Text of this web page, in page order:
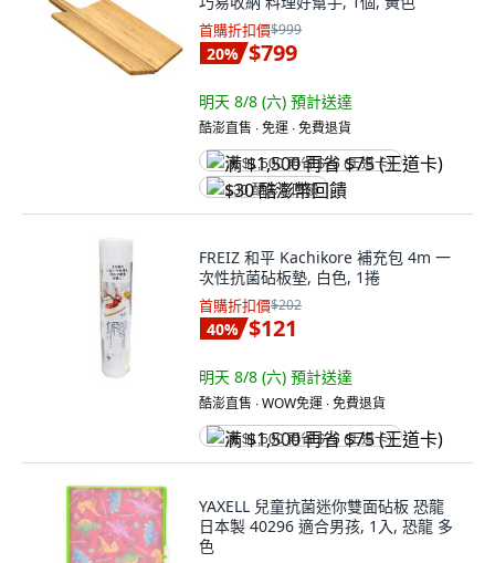
首購折扣價$999
20% $799
明天 8/8 (六) 預計送達
酷澎直售 ∙ 免運 ∙ 免費退貨
满 $1,500 再省 $75 (王道卡)
$30 酷澎幣回饋
FREIZ 和平 Kachikore 補充包 4m 一
次性抗菌砧板墊, 白色, 1捲
首購折扣價$202
40% $121
明天 8/8 (六) 預計送達
酷澎直售 ∙ WOW免運 ∙ 免費退貨
满 $1,500 再省 $75 (王道卡)
YAXELL 兒童抗菌迷你雙面砧板 恐龍
日本製 40296 適合男孩, 1入, 恐龍 多
色